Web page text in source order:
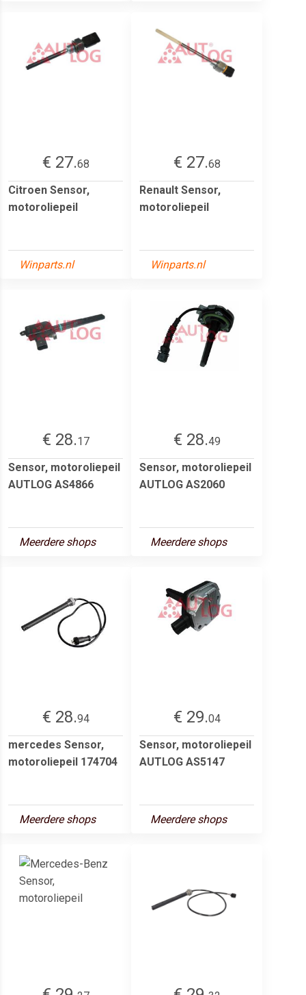
€ 27.68
Citroen Sensor,
motoroliepeil
Winparts.nl
€ 27.68
Renault Sensor,
motoroliepeil
Winparts.nl
€ 28.17
Sensor, motoroliepeil
AUTLOG AS4866
Meerdere shops
€ 28.49
Sensor, motoroliepeil
AUTLOG AS2060
Meerdere shops
€ 28.94
mercedes Sensor,
motoroliepeil 174704
Meerdere shops
€ 29.04
Sensor, motoroliepeil
AUTLOG AS5147
Meerdere shops